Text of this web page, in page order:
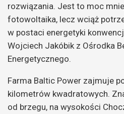
rozwiązania. Jest to moc
fotowoltaika, lecz wciąż
w postaci energetyki
Wojciech Jakóbik z Ośrodka
Energetycznego.
Farma Baltic Power zajmuje
kilometrów kwadratowych.
od brzegu, na wysokości